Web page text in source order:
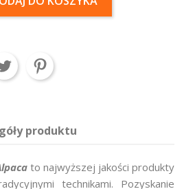
produktu
to najwyższej jakości produkty
technikami. Pozyskanie